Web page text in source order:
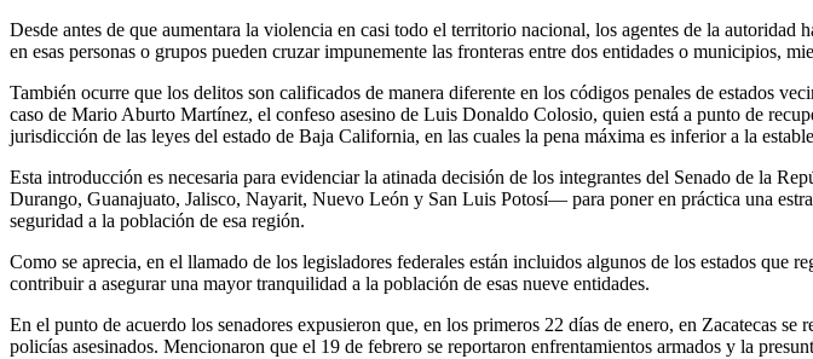
Desde antes de que aumentara la violencia en casi todo el territorio nacional, los agentes de la
en esas personas o grupos pueden cruzar impunemente las fronteras entre dos entidades o municipios,
También ocurre que los delitos son calificados de manera diferente en los códigos penales de estados
caso de Mario Aburto Martínez, el confeso asesino de Luis Donaldo Colosio, quien está a punto de
jurisdicción de las leyes del estado de Baja California, en las cuales la pena máxima es inferior a la
Esta introducción es necesaria para evidenciar la atinada decisión de los integrantes del Senado de la
Durango, Guanajuato, Jalisco, Nayarit, Nuevo León y San Luis Potosí— para poner en práctica una
seguridad a la población de esa región.
Como se aprecia, en el llamado de los legisladores federales están incluidos algunos de los estados que
contribuir a asegurar una mayor tranquilidad a la población de esas nueve entidades.
En el punto de acuerdo los senadores expusieron que, en los primeros 22 días de enero, en Zacatecas
policías asesinados. Mencionaron que el 19 de febrero se reportaron enfrentamientos armados y la